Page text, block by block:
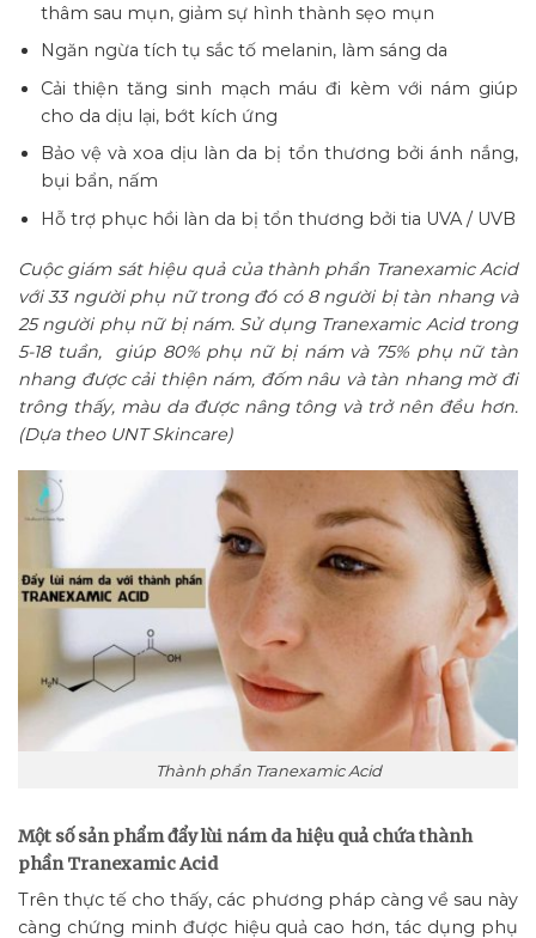
thâm sau mụn, giảm sự hình thành sẹo mụn
Ngăn ngừa tích tụ sắc tố melanin, làm sáng da
Cải thiện tăng sinh mạch máu đi kèm với nám giúp
cho da dịu lại, bớt kích ứng
Bảo vệ và xoa dịu làn da bị tổn thương bởi ánh nắng,
bụi bẩn, nấm
Hỗ trợ phục hồi làn da bị tổn thương bởi tia UVA / UVB
Cuộc giám sát hiệu quả của thành phần Tranexamic Acid
với 33 người phụ nữ trong đó có 8 người bị tàn nhang và
25 người phụ nữ bị nám. Sử dụng Tranexamic Acid trong
5-18 tuần, giúp 80% phụ nữ bị nám và 75% phụ nữ tàn
nhang được cải thiện nám, đốm nâu và tàn nhang mờ đi
trông thấy, màu da được nâng tông và trở nên đều hơn.
(Dựa theo UNT Skincare)
Thành phần Tranexamic Acid
Một số sản phẩm đẩy lùi nám da hiệu quả chứa thành
phần Tranexamic Acid
Trên thực tế cho thấy, các phương pháp càng về sau này
càng chứng minh được hiệu quả cao hơn, tác dụng phụ